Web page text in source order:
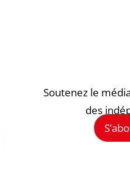
Soutenez le
des